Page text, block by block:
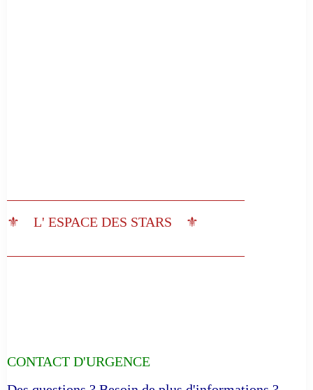
⚜️ L' ESPACE DES STARS ⚜️
CONTACT D'URGENCE